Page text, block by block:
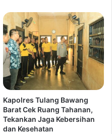
Kapolres Tulang Bawang
Barat Cek Ruang Tahanan,
Tekankan Jaga Kebersihan
dan Kesehatan